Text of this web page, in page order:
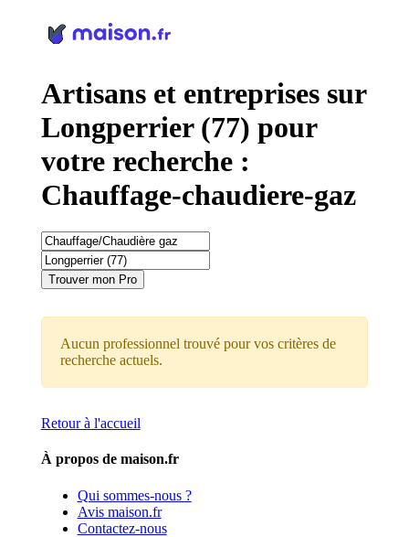
Artisans et entreprises sur
Longperrier (77) pour
votre recherche :
Chauffage-chaudiere-gaz
Trouver mon Pro
Aucun professionnel trouvé pour vos critères de
recherche actuels.
Retour à l'accueil
À propos de maison.fr
Qui sommes-nous ?
Avis maison.fr
Contactez-nous